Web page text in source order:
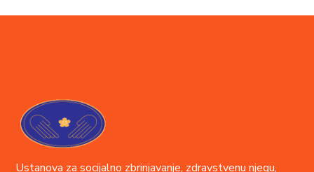
Ustanova za socijalno zbrinjavanje, zdravstvenu njegu,